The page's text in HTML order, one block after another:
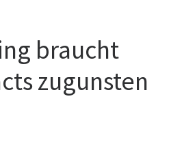
braucht
zugunsten